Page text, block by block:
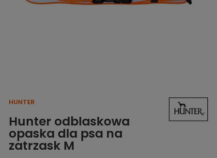
HUNTER
Hunter odblaskowa
opaska dla psa na
zatrzask M